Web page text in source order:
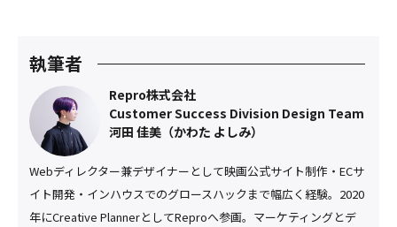
執筆者
Repro株式会社
Customer Success Division Design Team
河田 佳美（かわた よしみ）
Webディレクター兼デザイナーとして映画公式サイト制作・ECサ
イト開発・インハウスでのグロースハックまで幅広く経験。2020
年にCreative PlannerとしてReproへ参画。マーケティングとデ